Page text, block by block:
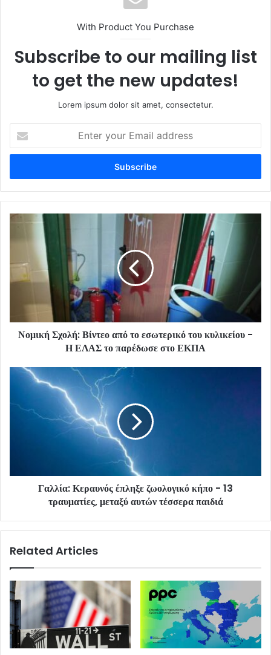
With Product You Purchase
Subscribe to our mailing list
to get the new updates!
Lorem ipsum dolor sit amet, consectetur.
your
Email
Νομική Σχολή: Βίντεο από το εσωτερικό του κυλικείου -
Η ΕΛΑΣ το παρέδωσε στο ΕΚΠΑ
Γαλλία: Κεραυνός έπληξε ζωολογικό κήπο - 13
τραυματίες, μεταξύ αυτών τέσσερα παιδιά
Related Articles